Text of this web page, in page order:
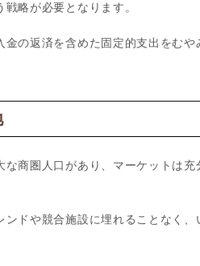
略が必要となります。
の返済を含めた固定的支出をむや
商圏人口があり、マーケットは
ドや競合施設に埋れることなく